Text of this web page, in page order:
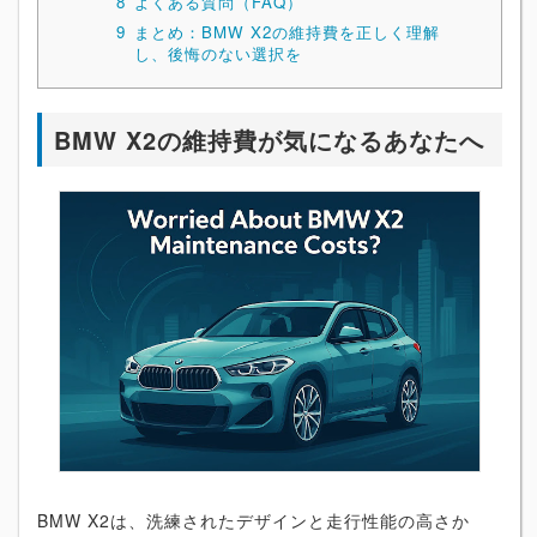
9 まとめ：BMW X2の維持費を正しく理解
し、後悔のない選択を
BMW X2の維持費が気になるあなたへ
BMW X2は、洗練されたデザインと走行性能の高さか